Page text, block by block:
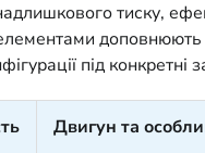
тиску,
під конкретні
Двигун та